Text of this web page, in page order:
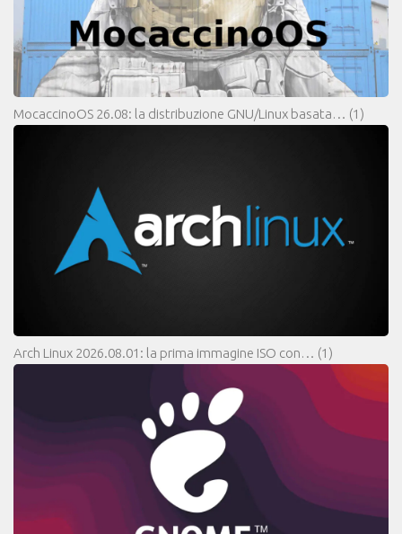
MocaccinoOS 26.08: la distribuzione GNU/Linux basata… (1)
Arch Linux 2026.08.01: la prima immagine ISO con… (1)